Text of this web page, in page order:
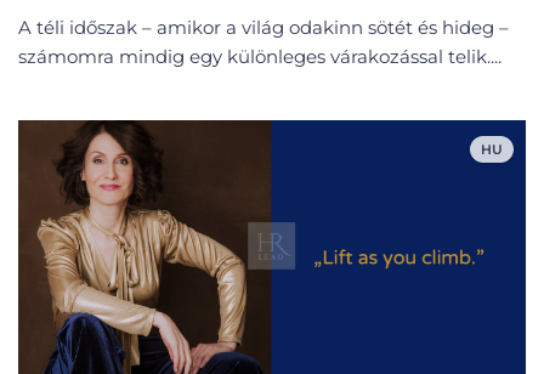
A téli időszak – amikor a világ odakinn sötét és hideg –
számomra mindig egy különleges várakozással telik....
HU